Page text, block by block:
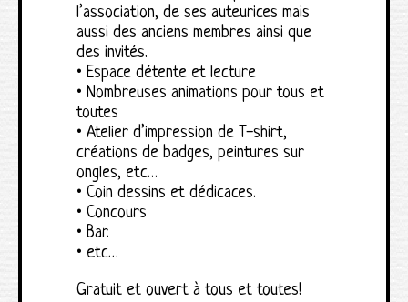
l’association, de ses auteurices mais
aussi des anciens membres ainsi que
des invités.
• Espace détente et lecture
• Nombreuses animations pour tous et
toutes
• Atelier d’impression de T-shirt,
créations de badges, peintures sur
ongles, etc…
• Coin dessins et dédicaces.
• Concours
• Bar.
• etc…
Gratuit et ouvert à tous et toutes!